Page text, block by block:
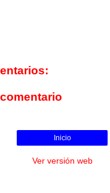
Inicio
Ver versión web